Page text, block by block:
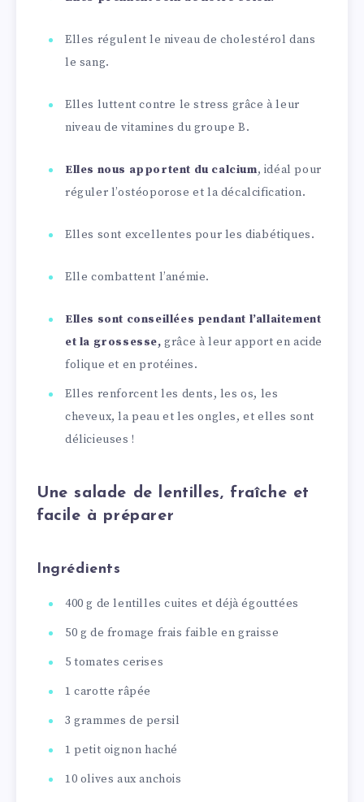
Elles régulent le niveau de cholestérol dans
le sang.
Elles luttent contre le stress grâce à leur
niveau de vitamines du groupe B.
Elles nous apportent du calcium, idéal pour
réguler l’ostéoporose et la décalcification.
Elles sont excellentes pour les diabétiques.
Elle combattent l’anémie.
Elles sont conseillées pendant l’allaitement
et la grossesse, grâce à leur apport en acide
folique et en protéines.
Elles renforcent les dents, les os, les
cheveux, la peau et les ongles, et elles sont
délicieuses !
Une salade de lentilles, fraîche et
facile à préparer
Ingrédients
400 g de lentilles cuites et déjà égouttées
50 g de fromage frais faible en graisse
5 tomates cerises
1 carotte râpée
3 grammes de persil
1 petit oignon haché
10 olives aux anchois